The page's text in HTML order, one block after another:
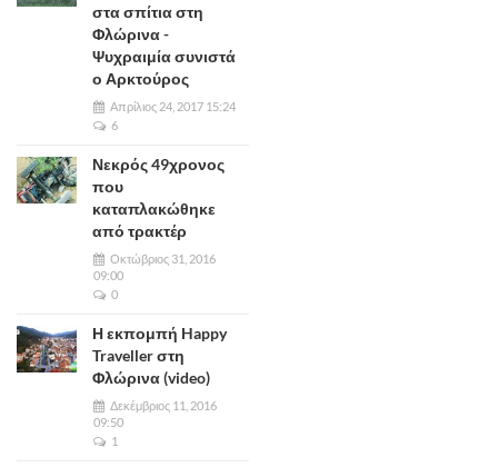
στα σπίτια στη
Φλώρινα -
Ψυχραιμία συνιστά
ο Αρκτούρος
Απρίλιος 24, 2017 15:24
6
Νεκρός 49χρονος
που
καταπλακώθηκε
από τρακτέρ
Οκτώβριος 31, 2016
09:00
0
Η εκπομπή Happy
Traveller στη
Φλώρινα (video)
Δεκέμβριος 11, 2016
09:50
1